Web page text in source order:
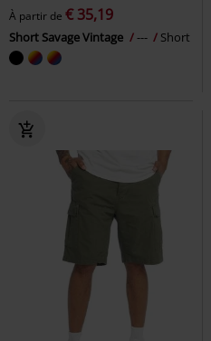
À partir de € 35,19
Short Savage Vintage --- Short